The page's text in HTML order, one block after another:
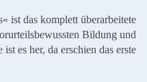
ist das komplett überarbeitete
Bildung und
es her, da erschien das erste